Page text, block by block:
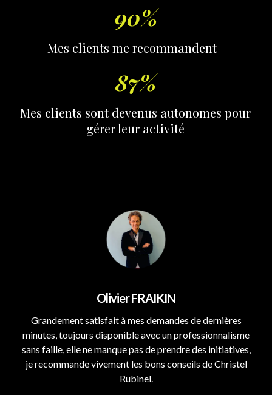
90%
Mes clients me recommandent
87%
Mes clients sont devenus autonomes pour
gérer leur activité
Olivier FRAIKIN
Grandement satisfait à mes demandes de dernières
minutes, toujours disponible avec un professionnalisme
sans faille, elle ne manque pas de prendre des initiatives,
je recommande vivement les bons conseils de Christel
Rubinel.